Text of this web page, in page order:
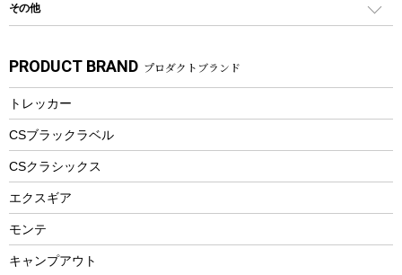
カトラリー
マグカップ、カップ
ステンレスボトル
フードボトル
トレー
ランチョンマット
ランチボックス
その他アウトドア雑貨
スプレー関係
ツール、他
パドル
ヘルメット
エアーポンプ
アクセサリー
自転車ウェア
ラッシュガード
パラソル
フローティングベスト
ヘルメット
エアーポンプ
ビーチテント
ウィンター
スノーシュー
その他
湯たんぽ
防災用品
PRODUCT BRAND プロダクトブランド
トレッカー
CSブラックラベル
CSクラシックス
エクスギア
モンテ
キャンプアウト